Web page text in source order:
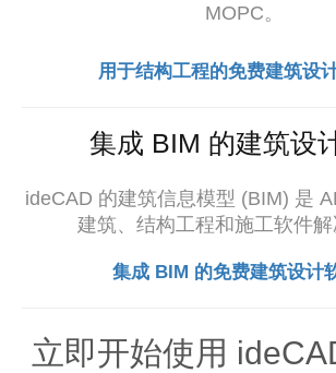
MOPC。
用于结构工程的免费建筑设
集成 BIM 的建筑设
ideCAD 的建筑信息模型 (BIM) 是
建筑、结构工程和施工软件解
集成 BIM 的免费建筑设计
立即开始使用